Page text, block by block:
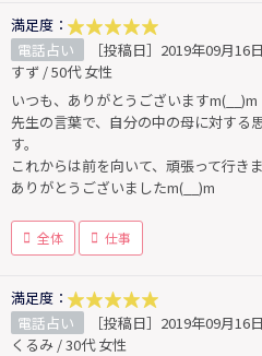
満足度：
電話占い
［投稿日］2019年09月16日
すず / 50代 女性
いつも、ありがとうございますm(__)m
先生の言葉で、自分の中の母に対する
す。
これからは前を向いて、頑張って行きま
ありがとうございましたm(__)m
全体 仕事
満足度：
電話占い
［投稿日］2019年09月16日
くるみ / 30代 女性